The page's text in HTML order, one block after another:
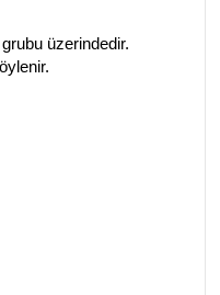
üzerindedir.